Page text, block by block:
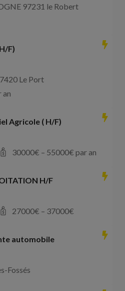
97231 le Robert
F)
Le Port
an
Agricole ( H/F)
30000€ – 55000€ par an
H/F
27000€ – 37000€
automobile
Fossés